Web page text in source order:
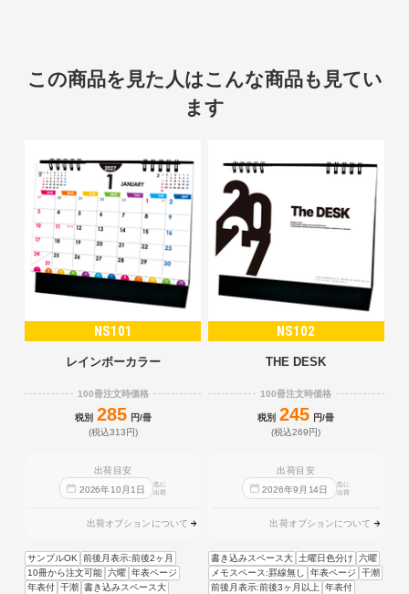
この商品を見た人はこんな商品も見てい
ます
NS101
レインボーカラー
100冊注文時価格
税別 285 円/冊
(税込313円)
出荷目安
2026年10 月 1 日
迄に
出荷
出荷オプションについて
サンプルOK
前後月表示:前後2ヶ月
10冊から注文可能 六曜 年表ページ
年表付 干潮 書き込みスペース大
NS102
THE DESK
100冊注文時価格
税別 245 円/冊
(税込269円)
出荷目安
2026年9 月 14日
迄に
出荷
出荷オプションについて
書き込みスペース大 土曜日色分け
六曜
メモスペース:罫線無し
年表ページ
干潮
前後月表示:前後3ヶ月以上
年表付